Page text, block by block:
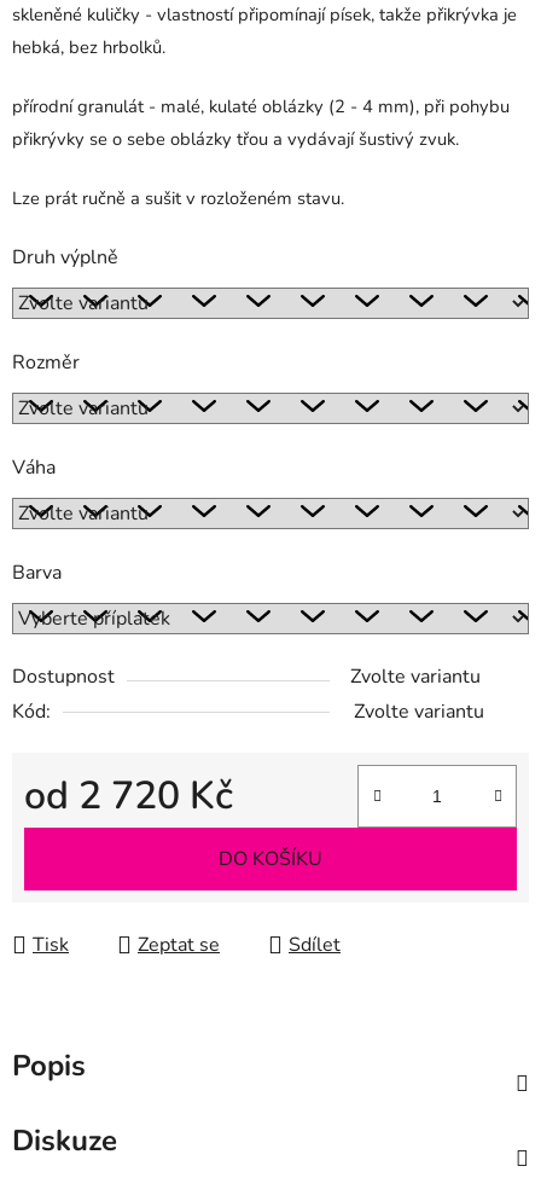
skleněné kuličky - vlastností připomínají písek, takže přikrývka je
hebká, bez hrbolků.
přírodní granulát - malé, kulaté oblázky (2 - 4 mm), při pohybu
přikrývky se o sebe oblázky třou a vydávají šustivý zvuk.
Lze prát ručně a sušit v rozloženém stavu.
Druh výplně
Rozměr
Váha
Barva
Dostupnost
Zvolte variantu
Kód:
Zvolte variantu
od 2 720 Kč
Měrná cena:
DO KOŠÍKU
Tisk Zeptat se Sdílet
Popis
Diskuze